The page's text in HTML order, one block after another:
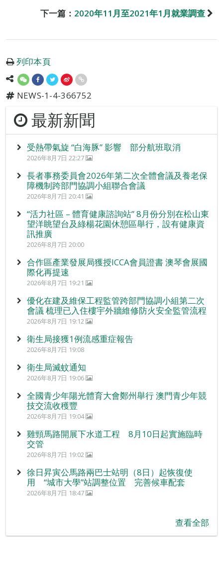
下一篇： 2020年11月至2021年1月就業調查
列印本頁
NEWS-1-4-366752
最新新聞
受熱帶氣旋 “白海豚” 影響 部分航班取消
2026年8月7日 22:27
長者事務委員會2026年第二次全體會議及養老保
障機制跨部門協調小組聯合會議
2026年8月7日 20:41
“活力社區 – 體育健康諮詢站” 8月份分別在松山東
望洋眺望台及綠楊花園休憩區舉行，設有健康資
訊推廣
2026年8月7日 20:00
合作區產業發展局獲授ICCA會員證書 澳琴會展國
際化再提速
2026年8月7日 19:21
優化在建及維保工程監管跨部門協調小組第二次
會議 梳理已入住樓宇外牆維修防火安全監管流程
2026年8月7日 19:12
衛生局接獲1例流感重症報告
2026年8月7日 19:08
衛生局滅蚊通知
2026年8月7日 19:06
全國青少年陽光體育大會鄭州舉行 澳門青少年競
技交流收穫豐
2026年8月7日 19:04
雞頸馬路開展下水道工程 8月10日起實施臨時
交管
2026年8月7日 19:02
徐日昇寅公馬路兩巴士站明（8日）起恢復使
用 “城市大學”站調整位置 完善候車配套
2026年8月7日 18:47
查看全部